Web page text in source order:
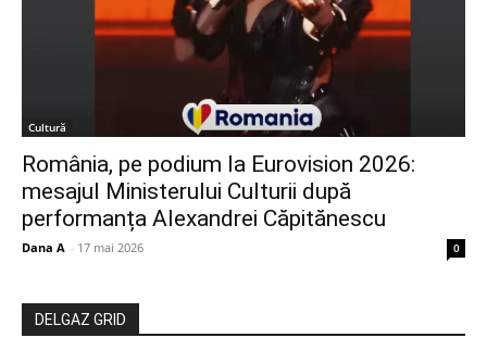
Cultură
România, pe podium la Eurovision 2026:
mesajul Ministerului Culturii după
performanța Alexandrei Căpitănescu
Dana A - 17 mai 2026 0
DELGAZ GRID